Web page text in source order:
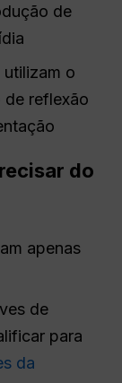
de
utilizam o
de reflexão
do
apenas
de
para
da